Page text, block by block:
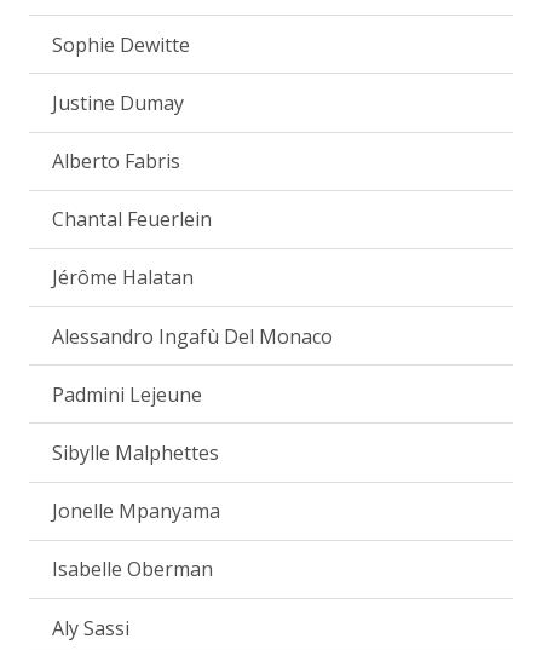
Sophie Dewitte
Justine Dumay
Alberto Fabris
Chantal Feuerlein
Jérôme Halatan
Alessandro Ingafù Del Monaco
Padmini Lejeune
Sibylle Malphettes
Jonelle Mpanyama
Isabelle Oberman
Aly Sassi